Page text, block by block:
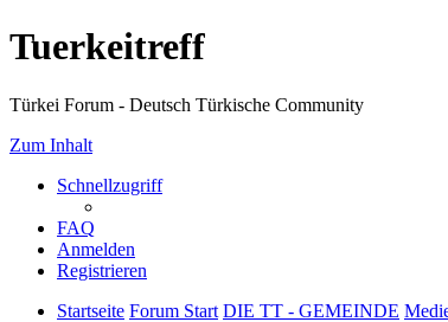
Tuerkeitreff
Türkei Forum - Deutsch Türkische Community
Zum Inhalt
Schnellzugriff
FAQ
Anmelden
Registrieren
Startseite Forum Start DIE TT - GEMEINDE